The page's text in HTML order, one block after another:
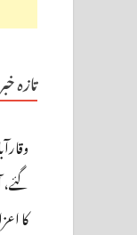
تازہ
کا